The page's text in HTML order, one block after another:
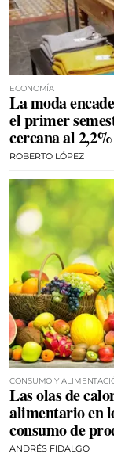
ECONOMÍA
La moda
el primer
cercana al 2,2%
ROBERTO LÓPEZ
CONSUMO Y
Las olas de
alimentario en
consumo de
ANDRÉS FIDALGO